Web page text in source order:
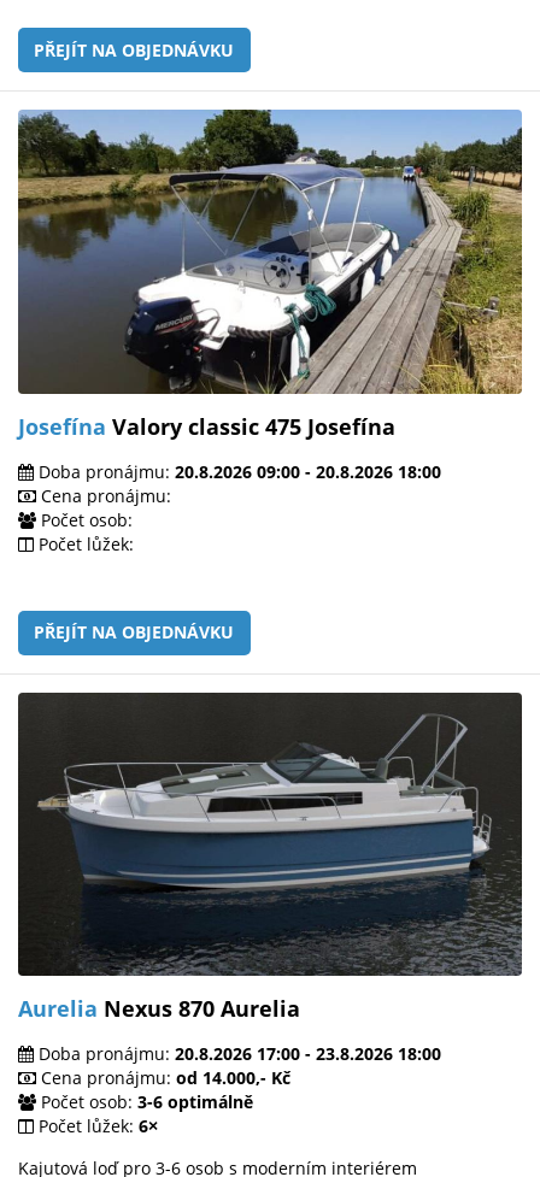
PŘEJÍT NA OBJEDNÁVKU
Josefína Valory classic 475 Josefína
Doba pronájmu: 20.8.2026 09:00 - 20.8.2026 18:00
Cena pronájmu:
Počet osob:
Počet lůžek:
PŘEJÍT NA OBJEDNÁVKU
Aurelia Nexus 870 Aurelia
Doba pronájmu: 20.8.2026 17:00 - 23.8.2026 18:00
Cena pronájmu: od 14.000,- Kč
Počet osob: 3-6 optimálně
Počet lůžek: 6×
Kajutová loď pro 3-6 osob s moderním interiérem